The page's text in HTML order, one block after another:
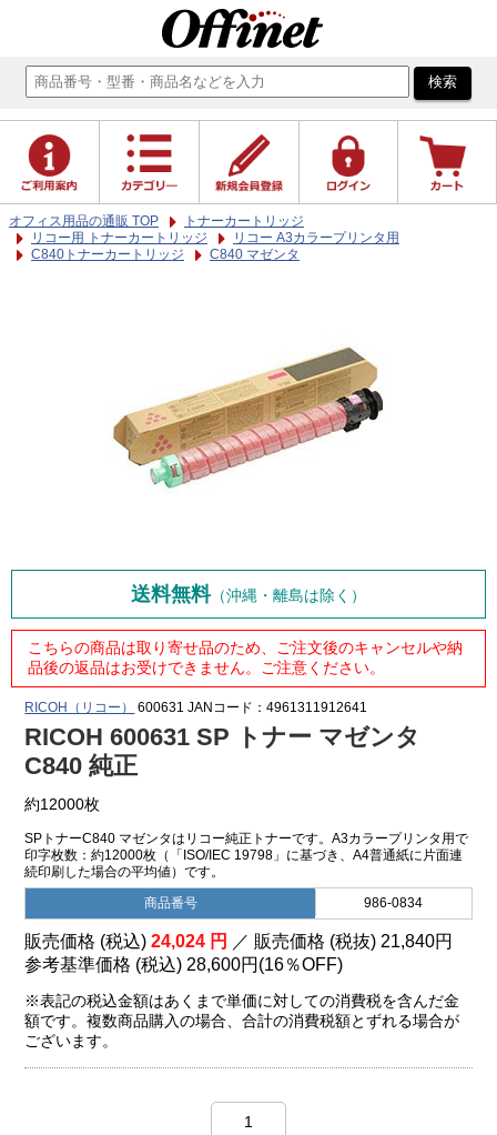
オフィス用品の通販 TOP
トナーカートリッジ
リコー用 トナーカートリッジ
リコー A3カラープリンタ用
C840トナーカートリッジ
C840 マゼンタ
送料無料（沖縄・離島は除く）
こちらの商品は取り寄せ品のため、ご注文後のキャンセルや納
品後の返品はお受けできません。ご注意ください。
RICOH（リコー） 600631 JANコード：4961311912641
RICOH 600631 SP トナー マゼンタ
C840 純正
約12000枚
SPトナーC840 マゼンタはリコー純正トナーです。A3カラープリンタ用で
印字枚数：約12000枚（「ISO/IEC 19798」に基づき、A4普通紙に片面連
続印刷した場合の平均値）です。
商品番号 986-0834
販売価格 (税込)24,024 円 ／ 販売価格 (税抜) 21,840円
参考基準価格 (税込) 28,600円 (16％OFF)
※表記の税込金額はあくまで単価に対しての消費税を含んだ金
額です。複数商品購入の場合、合計の消費税額とずれる場合が
ございます。